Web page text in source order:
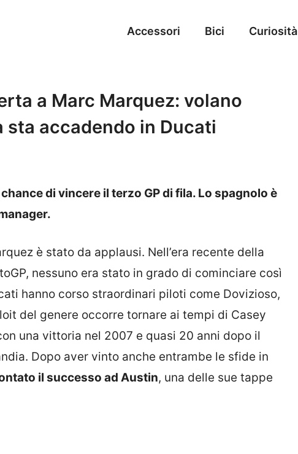
Accessori Bici Curiosità
a Marc Marquez: volano
sta accadendo in Ducati
di vincere il terzo GP di fila. Lo spagnolo è
è stato da applausi. Nell’era recente della
nessuno era stato in grado di cominciare così
hanno corso straordinari piloti come Dovizioso,
del genere occorre tornare ai tempi di Casey
una vittoria nel 2007 e quasi 20 anni dopo il
Dopo aver vinto anche entrambe le sfide in
il successo ad Austin, una delle sue tappe